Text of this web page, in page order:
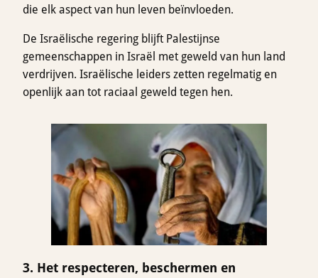
die elk aspect van hun leven beïnvloeden.
De Israëlische regering blijft Palestijnse
gemeenschappen in Israël met geweld van hun land
verdrijven. Israëlische leiders zetten regelmatig en
openlijk aan tot raciaal geweld tegen hen.
3. Het respecteren, beschermen en